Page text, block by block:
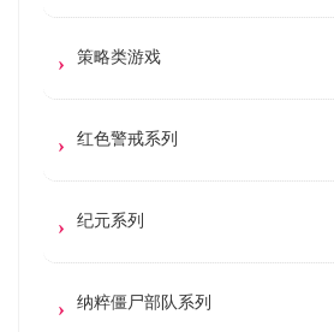
策略类游戏
红色警戒系列
纪元系列
纳粹僵尸部队系列